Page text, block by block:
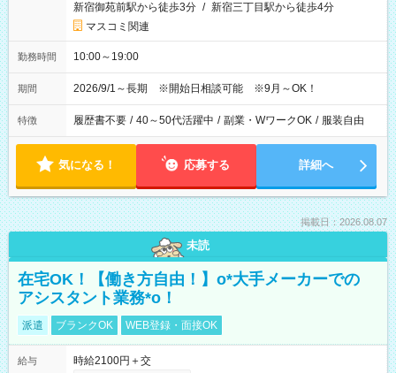
新宿御苑前駅から徒歩3分 / 新宿三丁目駅から徒歩4分
マスコミ関連
勤務時間 10:00～19:00
期間 2026/9/1～長期 ※開始日相談可能 ※9月～OK！
特徴 履歴書不要 / 40～50代活躍中 / 副業・WワークOK / 服装自由
気になる！ 応募する 詳細へ
掲載日：2026.08.07
未読
在宅OK！【働き方自由！】o*大手メーカーでの
アシスタント業務*o！
派遣 ブランクOK WEB登録・面接OK
給与
時給2100円＋交